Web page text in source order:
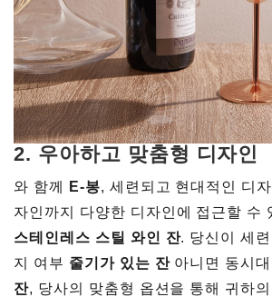
2. 우아하고 맞춤형 디자인
와 함께 E-봉, 세련되고 현대적인 디
자인까지 다양한 디자인에 접근할 수
스테인레스 스틸 와인 잔. 당신이 세
지 여부 줄기가 있는 잔아니면 동시대
잔, 당사의 맞춤형 옵션을 통해 귀하